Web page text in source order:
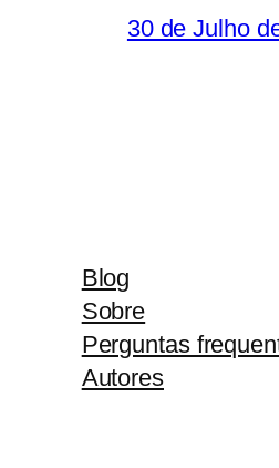
30 de Julho
Blog
Sobre
Perguntas
Autores